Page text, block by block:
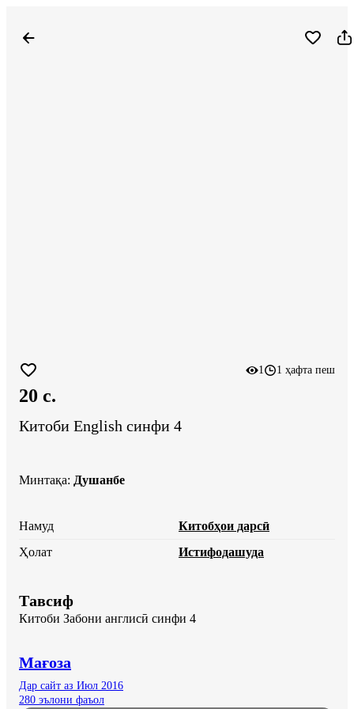
1 1 ҳафта пеш
20 c.
Китоби English синфи 4
Минтақа: Душанбе
Намуд
Китобҳои дарсӣ
Ҳолат
Истифодашуда
Тавсиф
Китоби Забони англисӣ синфи 4
Мағоза
Дар сайт аз Июл 2016
280 эълони фаъол